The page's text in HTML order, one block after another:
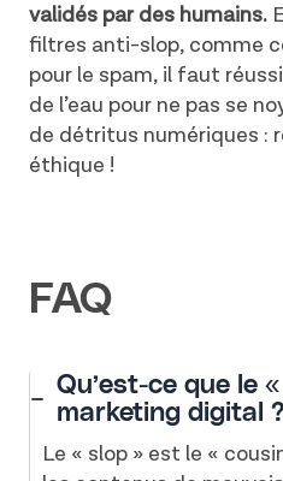
validés par des humains.
filtres anti-slop, comme
pour le spam, il faut
de l’eau pour ne pas se
de détritus numériques :
éthique !
FAQ
Qu’est-ce que le
marketing digital ?
Le « slop » est le «